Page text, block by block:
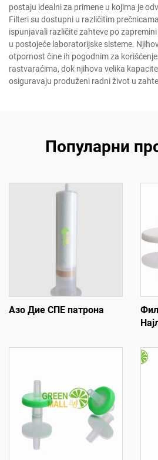
postaju idealni za primene u kojima je
Filteri su dostupni u različitim
ispunjavali različite zahteve po
u postojeće laboratorijske sisteme.
otpornost čine ih pogodnim za
rastvaraćima, dok njihova velika
osiguravaju produženi radni život u
Популарни
Азо Дие СПЕ патрона